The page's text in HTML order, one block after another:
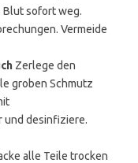
Blut sofort weg.
Vermeide
Zerlege den
groben Schmutz
und desinfiziere.
alle Teile trocken